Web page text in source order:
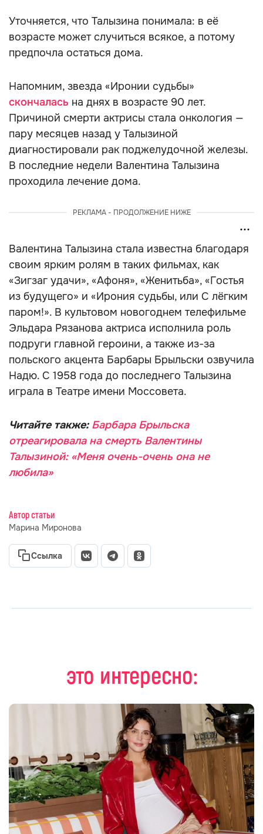
Уточняется, что Талызина понимала: в её
возрасте может случиться всякое, а потому
предпочла остаться дома.
Напомним, звезда «Иронии судьбы»
скончалась на днях в возрасте 90 лет.
Причиной смерти актрисы стала онкология —
пару месяцев назад у Талызиной
диагностировали рак поджелудочной железы.
В последние недели Валентина Талызина
проходила лечение дома.
РЕКЛАМА - ПРОДОЛЖЕНИЕ НИЖЕ
Валентина Талызина стала известна благодаря
своим ярким ролям в таких фильмах, как
«Зигзаг удачи», «Афоня», «Женитьба», «Гостья
из будущего» и «Ирония судьбы, или С лёгким
паром!». В культовом новогоднем телефильме
Эльдара Рязанова актриса исполнила роль
подруги главной героини, а также из-за
польского акцента Барбары Брыльски озвучила
Надю. С 1958 года до последнего Талызина
играла в Театре имени Моссовета.
Читайте также: Барбара Брыльска
отреагировала на смерть Валентины
Талызиной: «Меня очень-очень она не
любила»
Автор статьи
Марина Миронова
Ссылка
это интересно: